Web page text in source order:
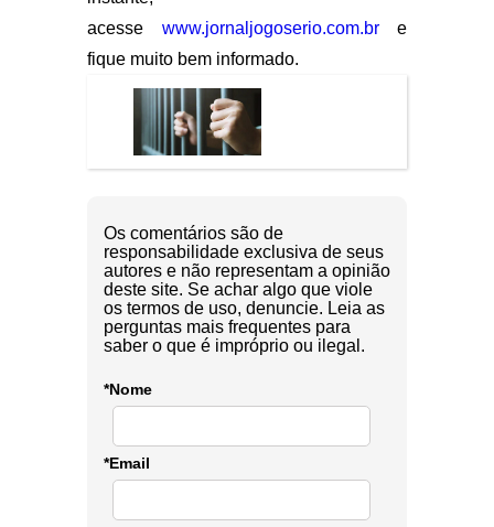
acesse www.jornaljogoserio.com.bre
fique muito bem informado.
Os comentários são de
responsabilidade exclusiva de seus
autores e não representam a opinião
deste site. Se achar algo que viole
os termos de uso, denuncie. Leia as
perguntas mais frequentes para
saber o que é impróprio ou ilegal.
*Nome
*Email